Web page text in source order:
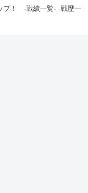
プ！ -戦績一覧- -戦歴一